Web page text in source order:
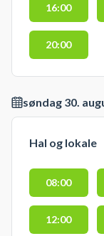
16:00
20:00
søndag 30.
Hal og lokale
08:00
12:00